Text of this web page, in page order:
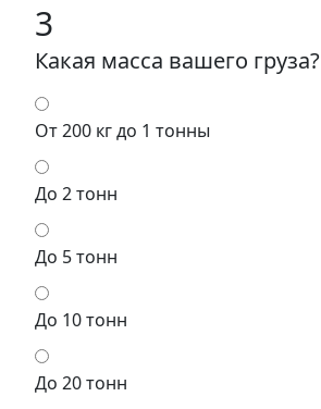
3
Какая масса вашего груза?
От 200 кг до 1 тонны
До 2 тонн
До 5 тонн
До 10 тонн
До 20 тонн